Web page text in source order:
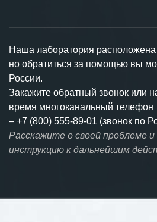
Наша лаборатория расположена
но обратиться за помощью вы
России.
Закажите обратный звонок или
время многоканальный телефон
– +7 (800) 555-89-01 (звонок по
Расскажите о своей проблеме
инструкцию к дальнейшим